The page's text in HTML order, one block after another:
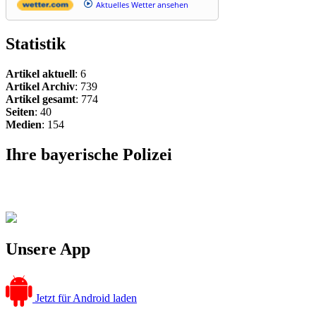
Aktuelles Wetter ansehen
Statistik
Artikel aktuell: 6
Artikel Archiv: 739
Artikel gesamt: 774
Seiten: 40
Medien: 154
Ihre bayerische Polizei
Unsere App
Jetzt für Android laden